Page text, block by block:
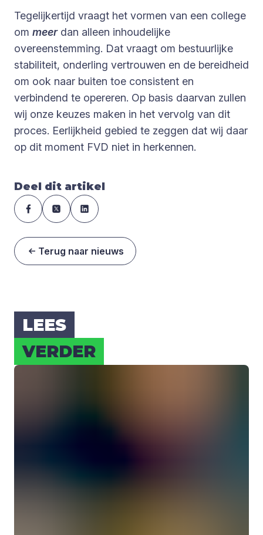
Tegelijkertijd vraagt het vormen van een college
om meerdan alleen inhoudelijke
overeenstemming. Dat vraagt om bestuurlijke
stabiliteit, onderling vertrouwen en de bereidheid
om ook naar buiten toe consistent en
verbindend te opereren. Op basis daarvan zullen
wij onze keuzes maken in het vervolg van dit
proces. Eerlijkheid gebied te zeggen dat wij daar
op dit moment FVD niet in herkennen.
Deel dit artikel
Terug naar nieuws
LEES
VER­DER